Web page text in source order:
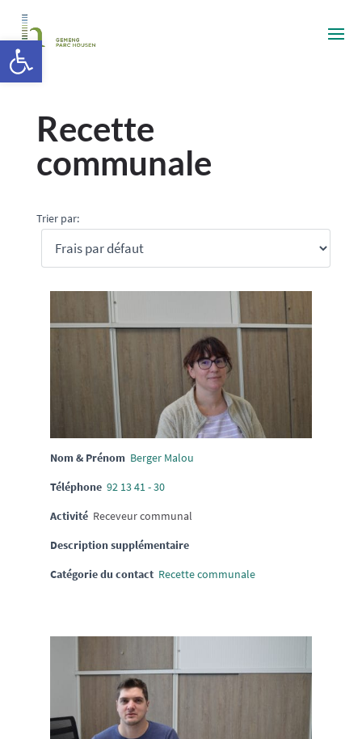
Recette
communale
Trier par:
Nom & Prénom Berger Malou
Téléphone 92 13 41 - 30
Activité Receveur communal
Description supplémentaire
Catégorie du contact Recette communale
Ouvrir la barre d’outils